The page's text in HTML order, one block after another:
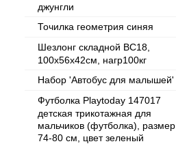
джунгли
Точилка геометрия синяя
Шезлонг складной BC18,
100х56х42см, нагр100кг
Набор 'Автобус для малышей'
Футболка Playtoday 147017
детская трикотажная для
мальчиков (футболка), размер
74-80 см, цвет зеленый